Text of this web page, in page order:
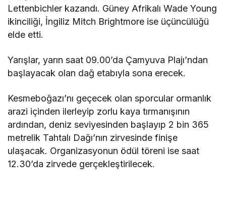
Lettenbichler kazandı. Güney Afrikalı Wade Young
ikinciliği, İngiliz Mitch Brightmore ise üçüncülüğü
elde etti.
Yarışlar, yarın saat 09.00’da Çamyuva Plajı’ndan
başlayacak olan dağ etabıyla sona erecek.
Kesmeboğazı’nı geçecek olan sporcular ormanlık
arazi içinden ilerleyip zorlu kaya tırmanışının
ardından, deniz seviyesinden başlayıp 2 bin 365
metrelik Tahtalı Dağı’nın zirvesinde finişe
ulaşacak. Organizasyonun ödül töreni ise saat
12.30’da zirvede gerçekleştirilecek.